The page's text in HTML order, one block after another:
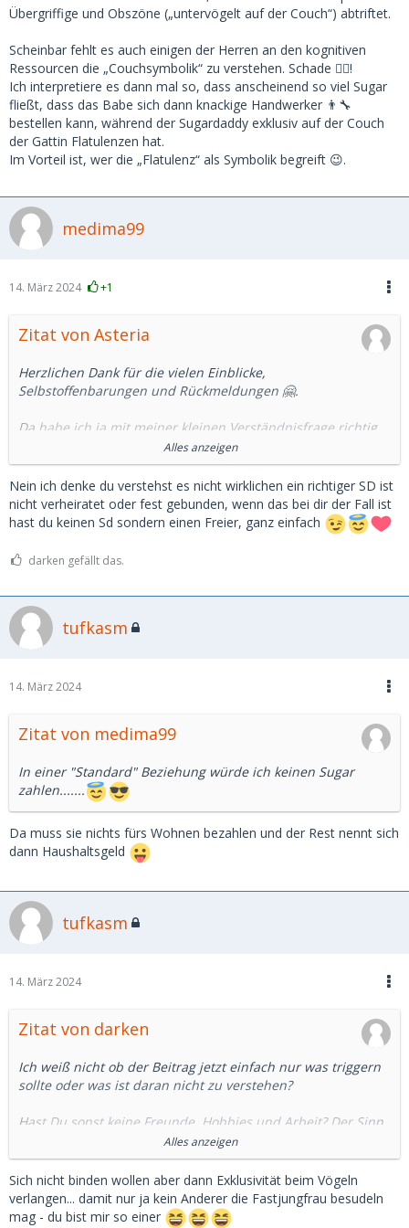
Übergriffige und Obszöne („untervögelt auf der Couch“) abtriftet.
Scheinbar fehlt es auch einigen der Herren an den kognitiven
Ressourcen die „Couchsymbolik“ zu verstehen. Schade 🤷‍♀️!
Ich interpretiere es dann mal so, dass anscheinend so viel Sugar
fließt, dass das Babe sich dann knackige Handwerker 👨‍🔧
bestellen kann, während der Sugardaddy exklusiv auf der Couch
der Gattin Flatulenzen hat.
Im Vorteil ist, wer die „Flatulenz“ als Symbolik begreift 😉.
medima99
14. März 2024 +1
Zitat von Asteria
Herzlichen Dank für die vielen Einblicke,
Selbstoffenbarungen und Rückmeldungen 🤗.
Da habe ich ja mit meiner kleinen Verständnisfrage richtig
ins Schwarze getroffen. Es haben sich ja jetzt anscheinend
einige Sugardaddys wiedererkannt und die Emotionen
kamen etwas in Wallung.
Dennoch finde ich es befremdlich, dass das Niveau abrupt
ins Übergriffige und Obszöne („untervögelt auf der Couch“)
abtriftet.
Scheinbar fehlt es auch einigen der Herren an den
kognitiven Ressourcen die „Couchsymbolik“ zu verstehen.
Schade 🤷‍♀️!
Ich interpretiere es dann mal so, dass anscheinend so viel
👨‍🔧 bestellen kann, während der Sugardaddy exklusiv auf
Alles anzeigen
Nein ich denke du verstehst es nicht wirklichen ein richtiger SD ist
nicht verheiratet oder fest gebunden, wenn das bei dir der Fall ist
hast du keinen Sd sondern einen Freier, ganz einfach
darken gefällt das.
tufkasm
14. März 2024
Zitat von medima99
In einer "Standard" Beziehung würde ich keinen Sugar
zahlen.......
Da muss sie nichts fürs Wohnen bezahlen und der Rest nennt sich
dann Haushaltsgeld
tufkasm
14. März 2024
Zitat von darken
Ich weiß nicht ob der Beitrag jetzt einfach nur was triggern
sollte oder was ist daran nicht zu verstehen?
Hast Du sonst keine Freunde, Hobbies und Arbeit? Der Sinn
auf beiden Seiten sollte ja sein, dass man eben keine
normale Beziehung will weil es Zeit kostet und einen
einengt. Das gilt für beide Seiten.
Exklusivität bezieht sich doch eindeutig auf die sexuelle
Alles anzeigen
Sich nicht binden wollen aber dann Exklusivität beim Vögeln
verlangen... damit nur ja kein Anderer die Fastjungfrau besudeln
mag - du bist mir so einer